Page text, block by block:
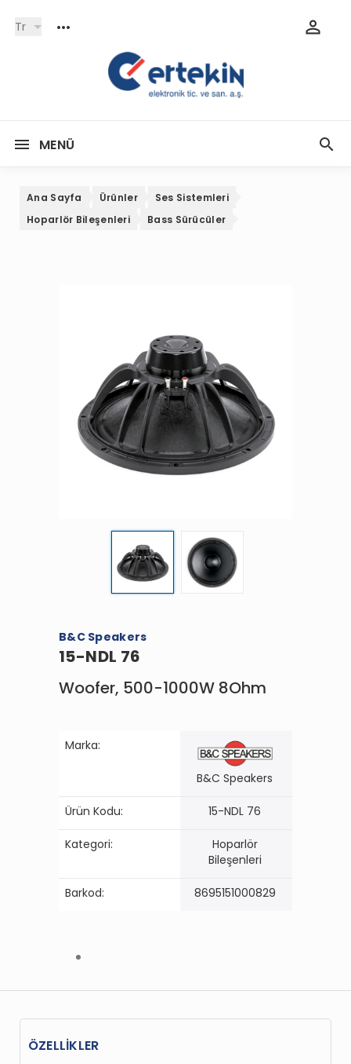
Tr
MENÜ
Ana Sayfa Ürünler
Ses Sistemleri
Hoparlör Bileşenleri
Bass Sürücüler
B&C Speakers
15-NDL 76
Woofer, 500-1000W 8Ohm
Marka:
B&C Speakers
Ürün Kodu: 15-NDL 76
Kategori:
Hoparlör
Bileşenleri
Barkod: 8695151000829
ÖZELLİKLER